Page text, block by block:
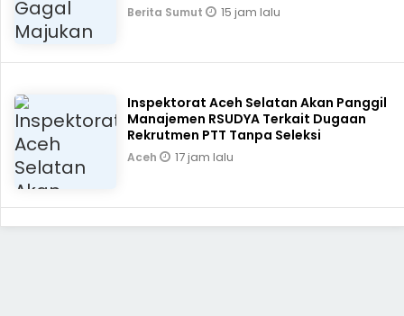
Berita Sumut 15 jam lalu
Inspektorat Aceh Selatan Akan Panggil
Manajemen RSUDYA Terkait Dugaan
Rekrutmen PTT Tanpa Seleksi
Aceh 17 jam lalu